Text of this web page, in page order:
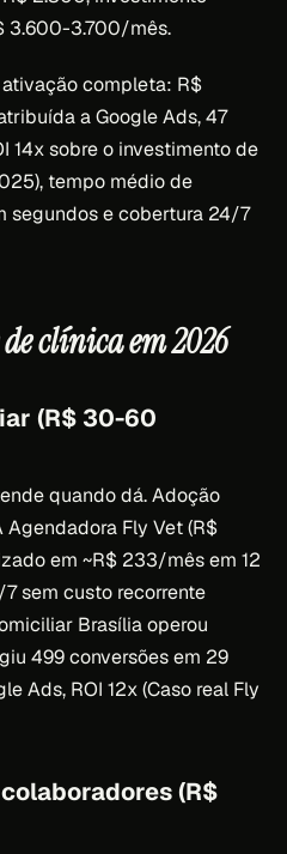
3.600-3.700/mês.
ativação completa: R$
a Google Ads, 47
14x sobre o investimento de
tempo médio de
segundos e cobertura 24/7
clínica em 2026
(R$ 30-60
quando dá. Adoção
Fly Vet (R$
em ~R$ 233/mês em 12
sem custo recorrente
Brasília operou
499 conversões em 29
Ads, ROI 12x (Caso real Fly
(R$